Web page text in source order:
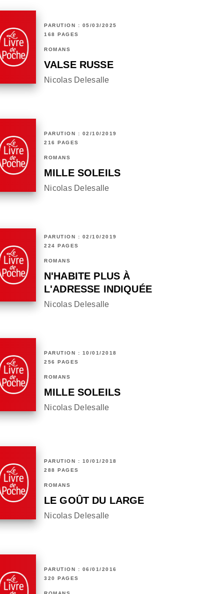
PARUTION : 05/03/2025
168 PAGES
ROMANS
VALSE RUSSE
Nicolas Delesalle
PARUTION : 02/10/2019
216 PAGES
ROMANS
MILLE SOLEILS
Nicolas Delesalle
PARUTION : 02/10/2019
224 PAGES
ROMANS
N'HABITE PLUS À
L'ADRESSE INDIQUÉE
Nicolas Delesalle
PARUTION : 10/01/2018
256 PAGES
ROMANS
MILLE SOLEILS
Nicolas Delesalle
PARUTION : 10/01/2018
288 PAGES
ROMANS
LE GOÛT DU LARGE
Nicolas Delesalle
PARUTION : 06/01/2016
320 PAGES